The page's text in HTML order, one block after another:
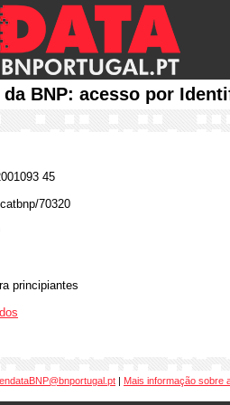
da BNP: acesso por
45
70320
principiantes
| Mais informação sobre